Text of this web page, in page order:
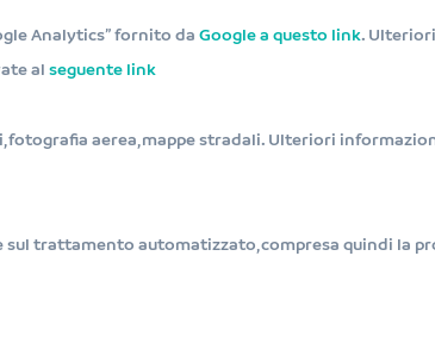
Analytics” fornito daGoogle a questo link.
alseguente link
aerea, mappe stradali. Ulteriori
trattamento automatizzato, compresa quindi la